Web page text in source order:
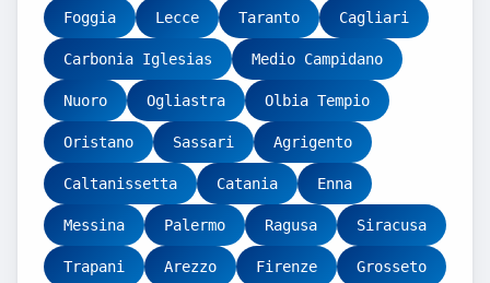
Foggia Lecce Taranto Cagliari
Carbonia Iglesias Medio Campidano
Nuoro Ogliastra Olbia Tempio
Oristano Sassari Agrigento
Caltanissetta Catania Enna
Messina Palermo Ragusa Siracusa
Trapani Arezzo Firenze Grosseto